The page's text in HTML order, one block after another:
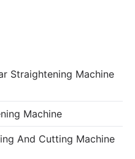
Straightening Machine
Machine
And Cutting Machine